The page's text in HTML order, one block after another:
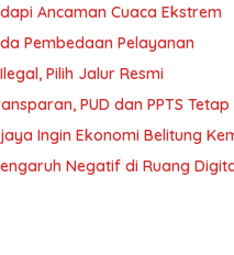
Ancaman Cuaca Ekstrem
Pembedaan Pelayanan
Pilih Jalur Resmi
PUD dan PPTS
Ingin Ekonomi Belitung
Negatif di Ruang